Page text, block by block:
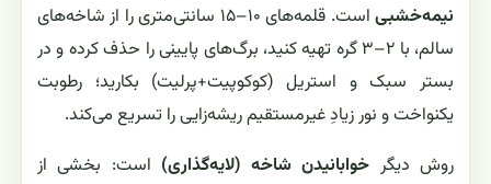
نیمه‌خشبی
است. قلمه‌های ۱۰–۱۵ سانتی‌متری را از شاخه‌های
سالم، با ۲–۳ گره تهیه کنید، برگ‌های پایینی را حذف کرده و در
بستر سبک و استریل (کوکوپیت+پرلیت) بکارید؛ رطوبت
یکنواخت و نور زیادِ غیرمستقیم ریشه‌زایی را تسریع می‌کند.
روش دیگر خوابانیدن شاخه (لایه‌گذاری) است: بخشی از